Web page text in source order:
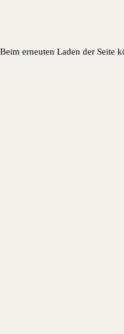
erneuten Laden der Seite